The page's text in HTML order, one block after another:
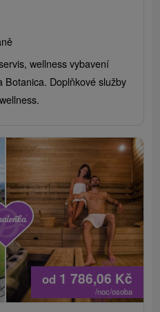
wellness vybavení
Botanica. Doplňkové služby
od 1 786,06 Kč
/noc/osoba